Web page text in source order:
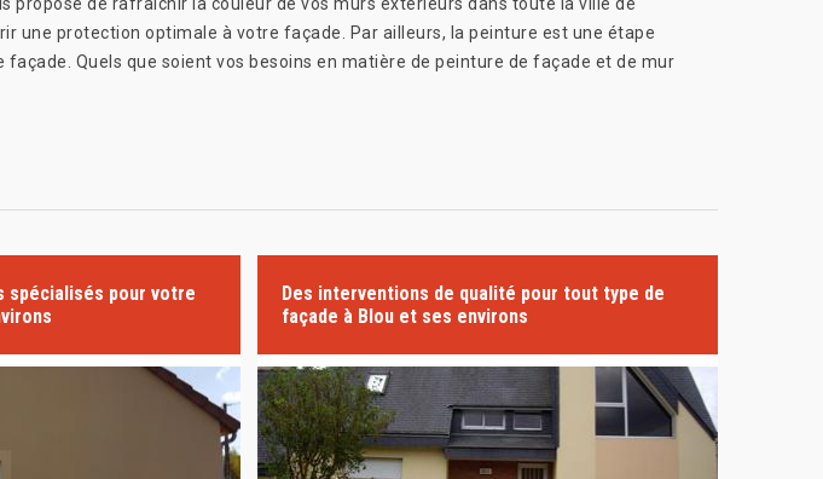
propose de rafraîchir la couleur de vos murs extérieurs dans toute la ville de
une protection optimale à votre façade. Par ailleurs, la peinture est une étape
Quels que soient vos besoins en matière de peinture de façade et de mur
spécialisés pour votre
Des interventions de qualité pour tout type de
façade à Blou et ses environs